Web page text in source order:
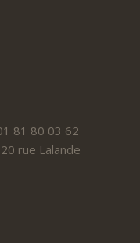
81 80 03 62
rue Lalande